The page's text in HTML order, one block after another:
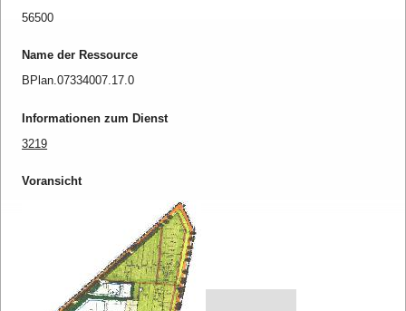
56500
Name der Ressource
BPlan.07334007.17.0
Informationen zum Dienst
3219
Voransicht